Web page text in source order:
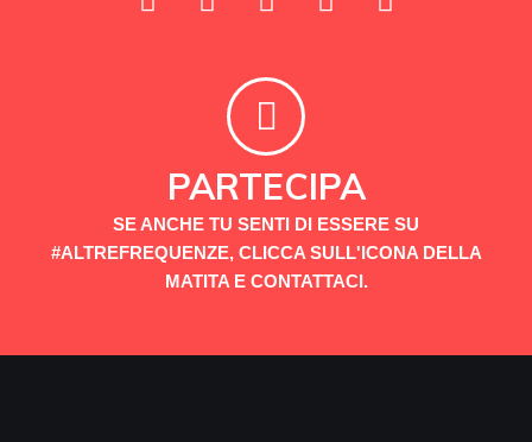
PARTECIPA
SE ANCHE TU SENTI DI ESSERE SU
#ALTREFREQUENZE, CLICCA SULL'ICONA DELLA
MATITA E CONTATTACI.